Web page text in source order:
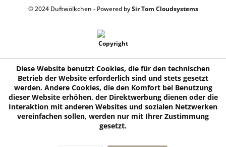
© 2024 Duftwölkchen - Powered bySir Tom Cloudsystems
Diese Website benutzt Cookies, die für den technischen
Betrieb der Website erforderlich sind und stets gesetzt
werden. Andere Cookies, die den Komfort bei Benutzung
dieser Website erhöhen, der Direktwerbung dienen oder die
Interaktion mit anderen Websites und sozialen Netzwerken
vereinfachen sollen, werden nur mit Ihrer Zustimmung
gesetzt.